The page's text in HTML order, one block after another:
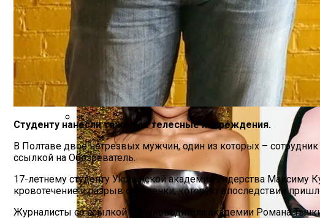
В Египте Госпитализировали 5-Летнюю
Семейное Наследие: Кейт Хадсон Хранит Свои
Студенту нанесли тяжелые телесные повреждения.
В Полтаве двое нетрезвых мужчин, один из которых –
ссылкой на Обозреватель.
17-летнему студенту Украинской академии лидерства Максиму
кровотечение и разрыв селезенки, которую впоследствии
Журналисты со ссылкой на руководителя академии Романа